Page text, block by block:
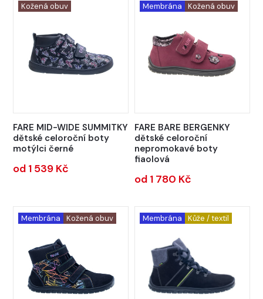
Kožená obuv
FARE MID-WIDE SUMMITKY
dětské celoroční boty
motýlci černé
od 1 539 Kč
Membrána Kožená obuv
FARE BARE BERGENKY
dětské celoroční
nepromokavé boty
fiaolová
od 1 780 Kč
Membrána Kožená obuv Membrána Kůže / textil